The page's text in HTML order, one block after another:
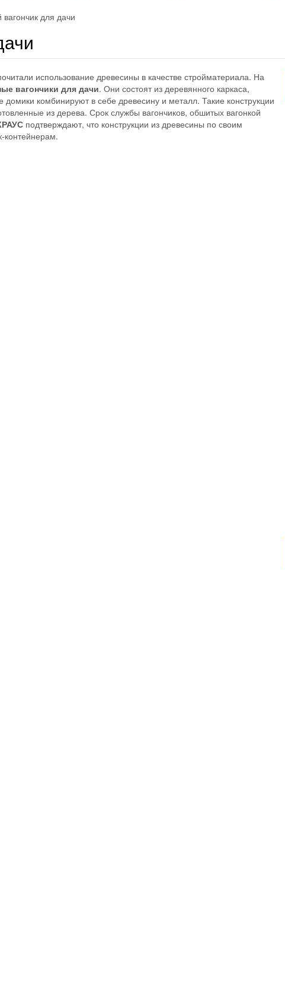
для дачи
использование древесины в качестве стройматериала. На
вагончики для дачи. Они состоят из деревянного каркаса,
комбинируют в себе древесину и металл. Такие конструкции
из дерева. Срок службы вагончиков, обшитых вагонкой
подтверждают, что конструкции из древесины по своим
контейнерам.